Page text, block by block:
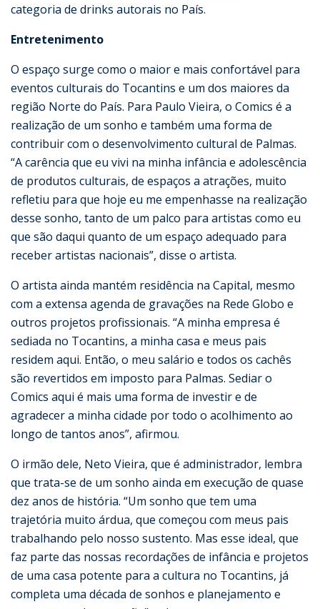
categoria de drinks autorais no País.
Entretenimento
O espaço surge como o maior e mais confortável para
eventos culturais do Tocantins e um dos maiores da
região Norte do País. Para Paulo Vieira, o Comics é a
realização de um sonho e também uma forma de
contribuir com o desenvolvimento cultural de Palmas.
“A carência que eu vivi na minha infância e adolescência
de produtos culturais, de espaços a atrações, muito
refletiu para que hoje eu me empenhasse na realização
desse sonho, tanto de um palco para artistas como eu
que são daqui quanto de um espaço adequado para
receber artistas nacionais”, disse o artista.
O artista ainda mantém residência na Capital, mesmo
com a extensa agenda de gravações na Rede Globo e
outros projetos profissionais. “A minha empresa é
sediada no Tocantins, a minha casa e meus pais
residem aqui. Então, o meu salário e todos os cachês
são revertidos em imposto para Palmas. Sediar o
Comics aqui é mais uma forma de investir e de
agradecer a minha cidade por todo o acolhimento ao
longo de tantos anos”, afirmou.
O irmão dele, Neto Vieira, que é administrador, lembra
que trata-se de um sonho ainda em execução de quase
dez anos de história. “Um sonho que tem uma
trajetória muito árdua, que começou com meus pais
trabalhando pelo nosso sustento. Mas esse ideal, que
faz parte das nossas recordações de infância e projetos
de uma casa potente para a cultura no Tocantins, já
completa uma década de sonhos e planejamento e